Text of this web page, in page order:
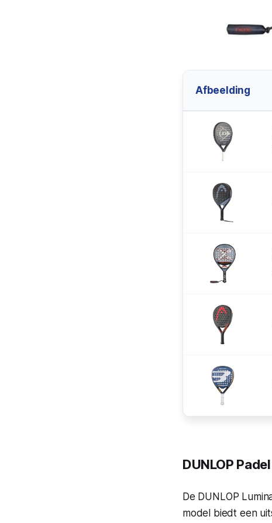
Afbeelding
DUNLOP
De DUNLOP
model biedt een